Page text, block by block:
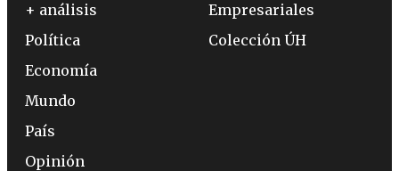
+ análisis
Política
Economía
Mundo
País
Opinión
Empresariales
Colección ÚH